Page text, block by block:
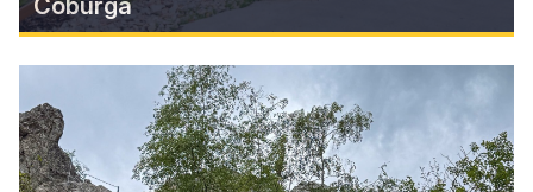
Coburga
Lovecký zámoček: Expozícia